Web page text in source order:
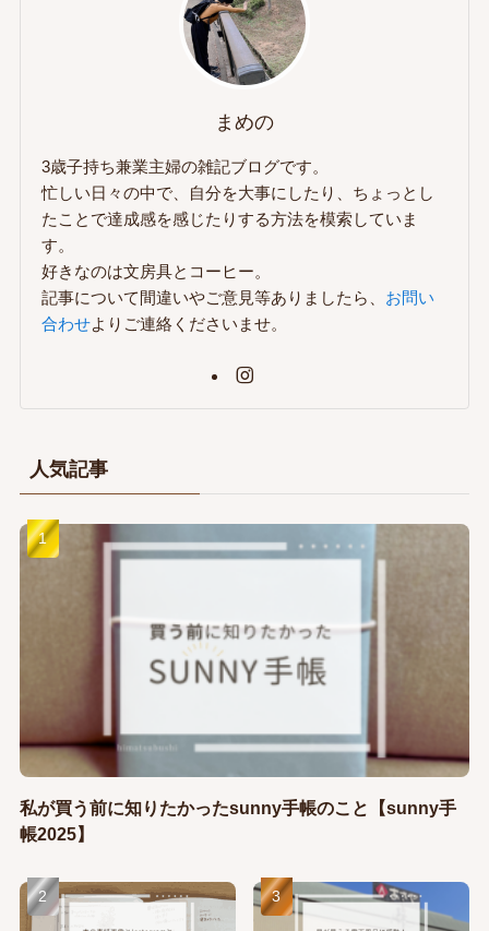
まめの
3歳子持ち兼業主婦の雑記ブログです。
忙しい日々の中で、自分を大事にしたり、ちょっとし
たことで達成感を感じたりする方法を模索していま
す。
好きなのは文房具とコーヒー。
記事について間違いやご意見等ありましたら、 お問い
合わせよりご連絡くださいませ。
人気記事
私が買う前に知りたかったsunny手帳のこと【sunny手
帳2025】